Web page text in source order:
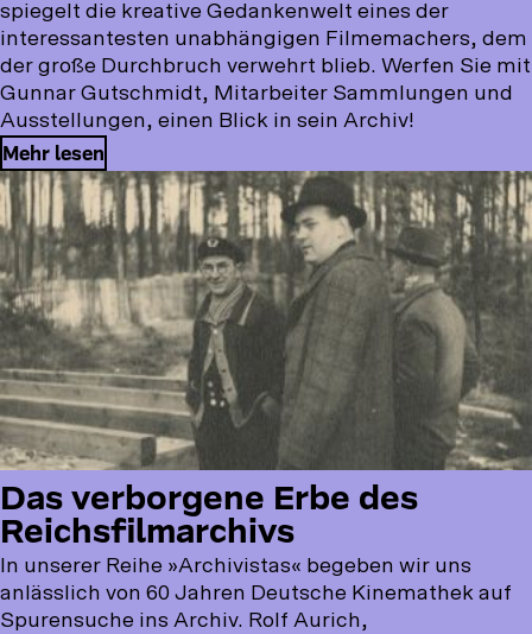
spiegelt die kreative Gedankenwelt eines der
interessantesten unabhängigen Filmemachers, dem
der große Durchbruch verwehrt blieb. Werfen Sie mit
Gunnar Gutschmidt, Mitarbeiter Sammlungen und
Ausstellungen, einen Blick in sein Archiv!
Mehr lesen
Das verborgene Erbe des
Reichsfilmarchivs
In unserer Reihe »Archivistas« begeben wir uns
anlässlich von 60 Jahren Deutsche Kinemathek auf
Spurensuche ins Archiv. Rolf Aurich,